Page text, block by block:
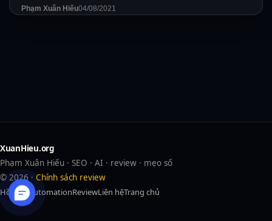
Phạm Xuân Hiếu04/08/2021
XuanHieu.org
Phạm Xuân Hiếu · SEO · AI · review · mẹo số
© 2026 · Chính sách review
Hồ sơAIAutomationReviewLiên hệTrang chủ